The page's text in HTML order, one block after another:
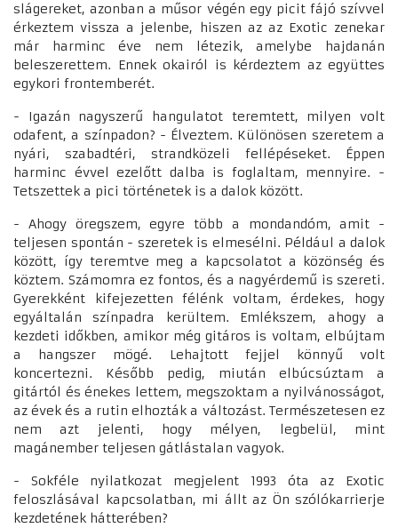
slágereket, azonban a műsor végén egy picit fájó szívvel
érkeztem vissza a jelenbe, hiszen az az Exotic zenekar
már harminc éve nem létezik, amelybe hajdanán
beleszerettem. Ennek okairól is kérdeztem az együttes
egykori frontemberét.
- Igazán nagyszerű hangulatot teremtett, milyen volt
odafent, a színpadon? - Élveztem. Különösen szeretem a
nyári, szabadtéri, strandközeli fellépéseket. Éppen
harminc évvel ezelőtt dalba is foglaltam, mennyire. -
Tetszettek a pici történetek is a dalok között.
- Ahogy öregszem, egyre több a mondandóm, amit -
teljesen spontán - szeretek is elmesélni. Például a dalok
között, így teremtve meg a kapcsolatot a közönség és
köztem. Számomra ez fontos, és a nagyérdemű is szereti.
Gyerekként kifejezetten félénk voltam, érdekes, hogy
egyáltalán színpadra kerültem. Emlékszem, ahogy a
kezdeti időkben, amikor még gitáros is voltam, elbújtam
a hangszer mögé. Lehajtott fejjel könnyű volt
koncertezni. Később pedig, miután elbúcsúztam a
gitártól és énekes lettem, megszoktam a nyilvánosságot,
az évek és a rutin elhozták a változást. Természetesen ez
nem azt jelenti, hogy mélyen, legbelül, mint
magánember teljesen gátlástalan vagyok.
- Sokféle nyilatkozat megjelent 1993 óta az Exotic
feloszlásával kapcsolatban, mi állt az Ön szólókarrierje
kezdetének hátterében?